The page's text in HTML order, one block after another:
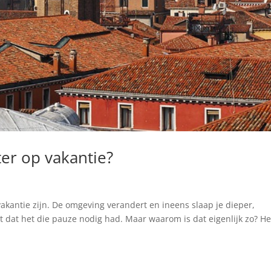
op vakantie?
zijn. De omgeving verandert en ineens slaap je dieper,
het die pauze nodig had. Maar waarom is dat eigenlijk zo?